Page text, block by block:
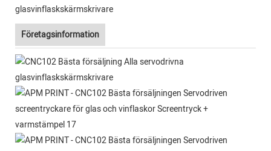
Företagsinformation